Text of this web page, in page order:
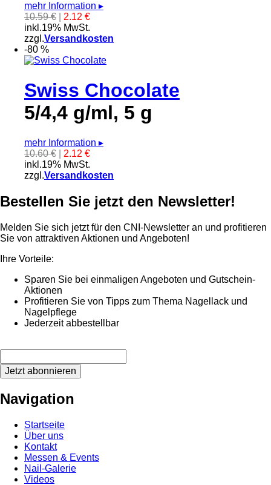
mehr Information ▸
10.59 €
2.12 €
inkl.19% MwSt.
zzgl.Versandkosten
-80 %
Swiss Chocolate
5/4,4 g/ml, 5 g
mehr Information ▸
10.60 €
2.12 €
inkl.19% MwSt.
zzgl.Versandkosten
Bestellen Sie jetzt den Newsletter!
Melden Sie sich jetzt für den CNI-Newsletter an und profitieren
Sie von attraktiven Aktionen und Angeboten!
Ihre Vorteile:
Sparen Sie bei einmaligen Angeboten und Gutschein-
Aktionen
Profitieren Sie von Tipps zum Thema Nagellack und
Nagelpflege
Jederzeit abbestellbar
Jetzt abonnieren
Navigation
Startseite
Über uns
Kontakt
Messen & Events
Nail-Galerie
Videos